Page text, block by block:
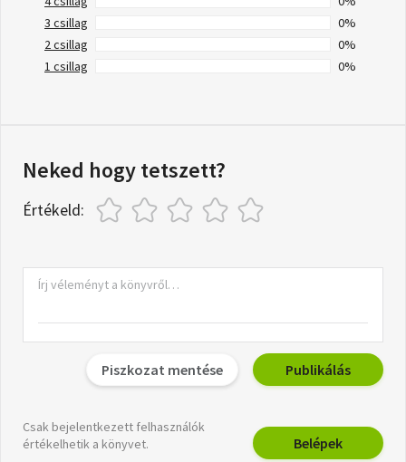
3 csillag
0%
2 csillag
0%
1 csillag
0%
Neked hogy tetszett?
Értékeld:
Piszkozat mentése Publikálás
Csak bejelentkezett felhasználók
értékelhetik a könyvet.
Belépek